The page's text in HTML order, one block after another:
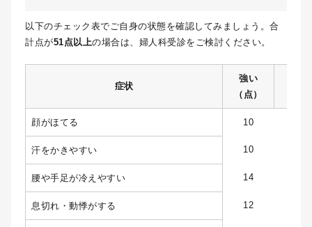
以下のチェック表でご自身の状態を確認してみましょう。合
計点が51点以上の場合は、婦人科受診をご検討ください。
症状
強い
（点）
顔がほてる 10
汗をかきやすい 10
腰や手足が冷えやすい 14
息切れ・動悸がする 12